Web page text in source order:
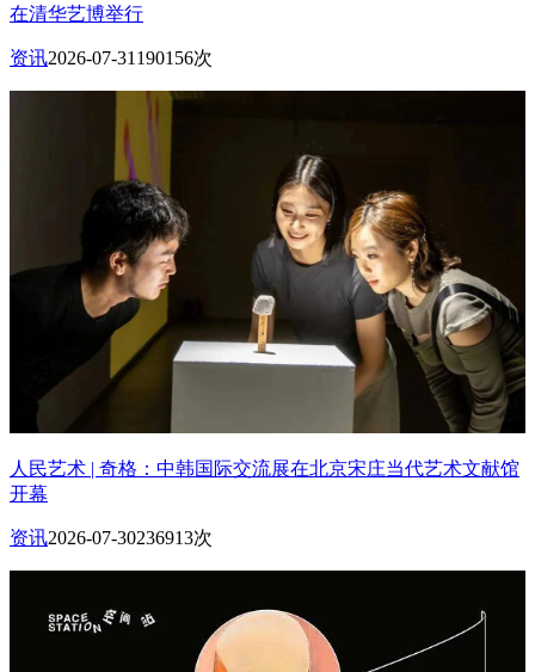
在清华艺博举行
资讯2026-07-31 190156次
人民艺术 | 奇格：中韩国际交流展在北京宋庄当代艺术文献馆
开幕
资讯2026-07-30236913次